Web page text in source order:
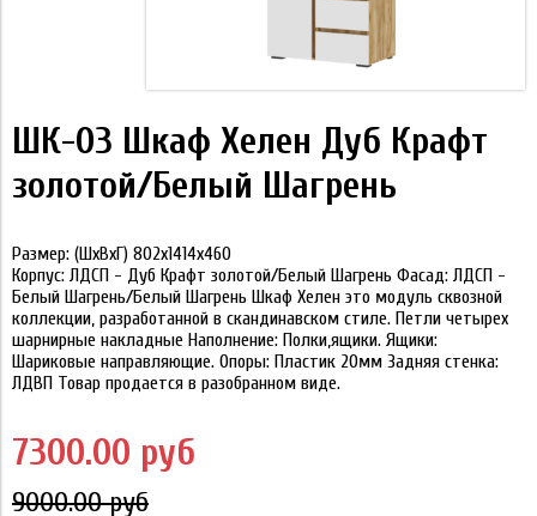
ШК-03 Шкаф Хелен Дуб Крафт
золотой/Белый Шагрень
Размер: (ШхВхГ) 802х1414х460
Корпус: ЛДСП - Дуб Крафт золотой/Белый Шагрень Фасад: ЛДСП -
Белый Шагрень/Белый Шагрень Шкаф Хелен это модуль сквозной
коллекции, разработанной в скандинавском стиле. Петли четырех
шарнирные накладные Наполнение: Полки,ящики. Ящики:
Шариковые направляющие. Опоры: Пластик 20мм Задняя стенка:
ЛДВП Товар продается в разобранном виде.
7300.00 руб
9000.00 руб